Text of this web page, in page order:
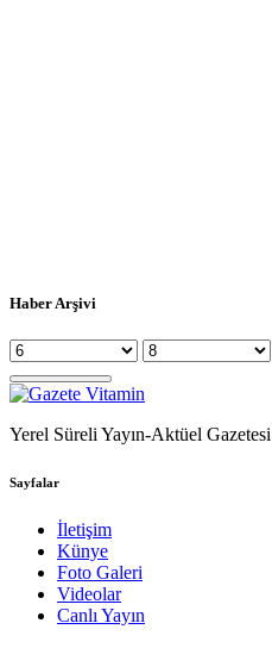
Haber Arşivi
Yerel Süreli Yayın-Aktüel Gazetesi
Sayfalar
İletişim
Künye
Foto Galeri
Videolar
Canlı Yayın